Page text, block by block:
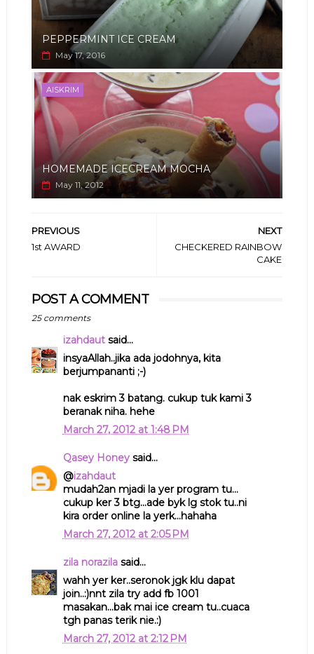
PEPPERMINT ICE CREAM
May 17, 2016
AISKRIM
HOMEMADE ICECREAM MOCHA
May 11, 2012
NEXT
CHECKERED RAINBOW
CAKE
PREVIOUS
1st AWARD
POST A COMMENT
25 comments
izahdautsaid...
insyaAllah..jika ada jodohnya, kita
berjumpananti ;-)
nak eskrim 3 batang. cukup tuk kami 3
beranak niha. hehe
March 27, 2012 at 1:48 PM
Qasey Honeysaid...
@izahdaut
mudah2an mjadi la yer program tu...
cukup ker 3 btg...ade byk lg stok tu..ni
kira order online la yerk...hahaha
March 27, 2012 at 2:05 PM
zila norazilasaid...
wahh yer ker..seronok jgk klu dapat
join..:)nnt zila try add fb 1001
masakan...bak mai ice cream tu..cuaca
tgh panas terik nie.:)
March 27, 2012 at 2:12 PM